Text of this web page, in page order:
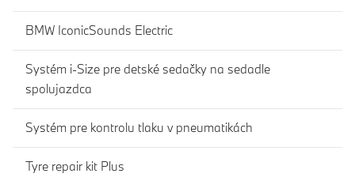
BMW IconicSounds Electric
Systém i-Size pre detské sedačky na sedadle
spolujazdca
Systém pre kontrolu tlaku v pneumatikách
Tyre repair kit Plus